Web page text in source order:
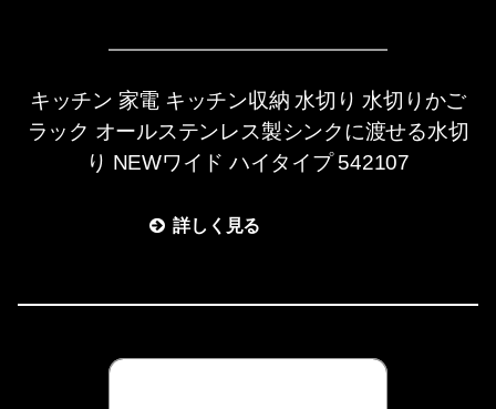
キッチン 家電 キッチン収納 水切り 水切りかご
ラック オールステンレス製シンクに渡せる水切
り NEWワイド ハイタイプ 542107
詳しく見る